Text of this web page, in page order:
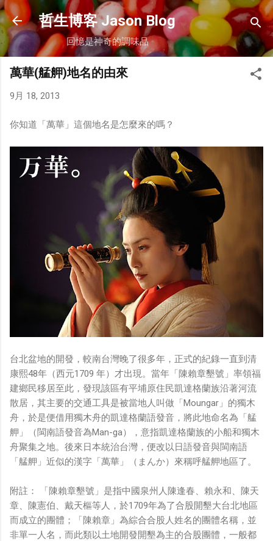
跳到主要內容
哲生博客 Jason Blog
回憶是神奇的調味品
萬華(艋舺)地名的由來
9月 18, 2013
你知道「萬華」這個地名是怎麼來的嗎？
台北盆地的開發，較南台灣晚了很多年，正式的紀錄一直到清
康熙48年（西元1709 年）才出現。當年「陳賴章墾號」率領福
建鄉民移居至此，發現該區有平埔原住民凱達格蘭族沿著河流
散居，其主要的交通工具是被當地人叫做「Moungar」的獨木
舟，於是便借用獨木舟的凱達格蘭語發音，將此地命名為「艋
舺」（閩南語發音為Man-ga），意指凱達格蘭族的小船和獨木
舟聚集之地。後來日本統治台灣，便改以日語發音與閩南語
「艋舺」近似的漢字「萬華」（まんか）來稱呼艋舺地區了。
附註： 「陳賴章墾號」是指中國泉州人陳逢春、賴永和、陳天
章、陳憲伯、戴天樞等人，於1709年為了合股開墾大台北地區
而成立的團體；「陳賴章」為綜合合股人姓名的團體名稱，並
非單一人名，而此類以土地開發開墾為主的合股團體，一般都